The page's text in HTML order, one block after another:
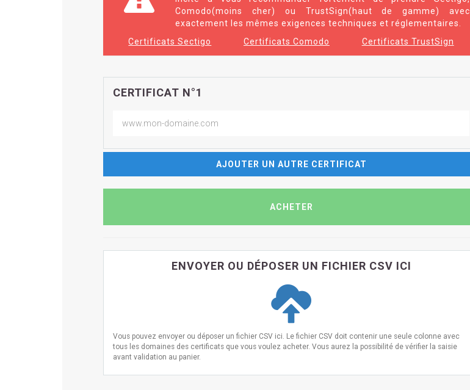
Comodo(moins cher) ou TrustSign(haut de gamme) avec
exactement les mêmes exigences techniques et réglementaires.
Certificats Sectigo
Certificats Comodo Certificats TrustSign
CERTIFICAT N°1
AJOUTER UN AUTRE CERTIFICAT
ENVOYER OU DÉPOSER UN FICHIER CSV ICI
Vous pouvez envoyer ou déposer un fichier CSV ici. Le fichier CSV doit contenir une seule colonne avec
tous les domaines des certificats que vous voulez acheter. Vous aurez la possibilité de vérifier la saisie
avant validation au panier.